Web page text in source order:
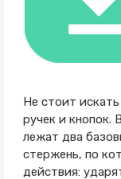
Не стоит
ручек и кнопок.
лежат два
стержень, по
действия: